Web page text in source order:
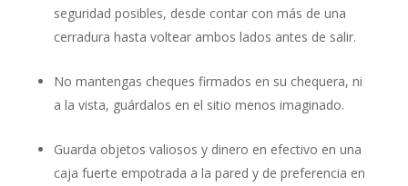
seguridad posibles, desde contar con más de una
cerradura hasta voltear ambos lados antes de salir.
No mantengas cheques firmados en su chequera, ni
a la vista, guárdalos en el sitio menos imaginado.
Guarda objetos valiosos y dinero en efectivo en una
caja fuerte empotrada a la pared y de preferencia en